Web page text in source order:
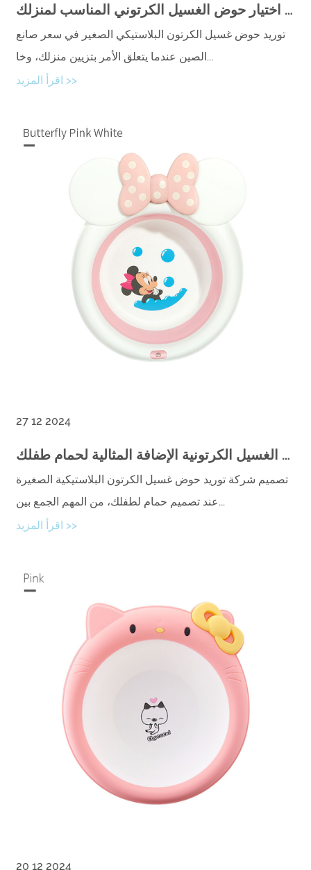
يلتقي التطبيق العملي بالمرح: اختيار حوض الغسيل الكرتوني المناسب لمنزلك
توريد حوض غسيل الكرتون البلاستيكي الصغير في سعر صانع
الصين عندما يتعلق الأمر بتزيين منزلك، وخا...
اقرأ المزيد >>
27 12 2024
لماذا تعتبر أحواض الغسيل الكرتونية الإضافة المثالية لحمام طفلك
تصميم شركة توريد حوض غسيل الكرتون البلاستيكية الصغيرة
عند تصميم حمام لطفلك، من المهم الجمع بين...
اقرأ المزيد >>
20 12 2024